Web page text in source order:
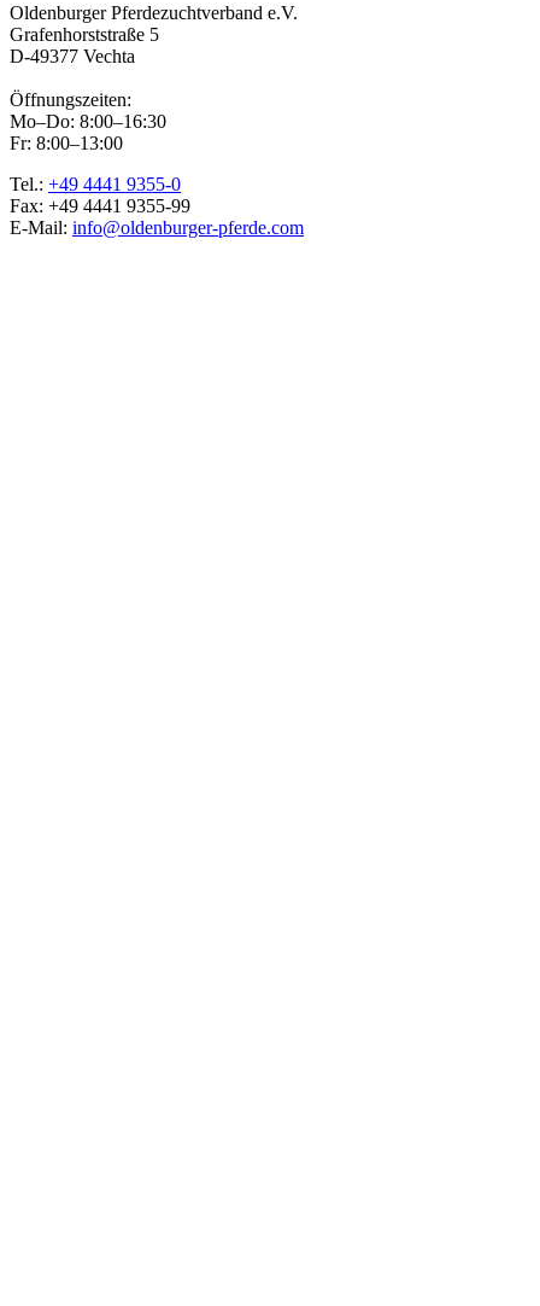
Oldenburger Pferdezuchtverband e.V.
Grafenhorststraße 5
D-49377 Vechta
Öffnungszeiten:
Mo–Do: 8:00–16:30
Fr: 8:00–13:00
Tel.: +49 4441 9355-0
Fax: +49 4441 9355-99
E-Mail: info@oldenburger-pferde.com